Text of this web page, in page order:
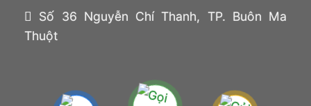
Số 36 Nguyễn Chí Thanh, TP. Buôn Ma
Thuột